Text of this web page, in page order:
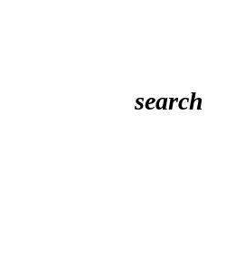
search